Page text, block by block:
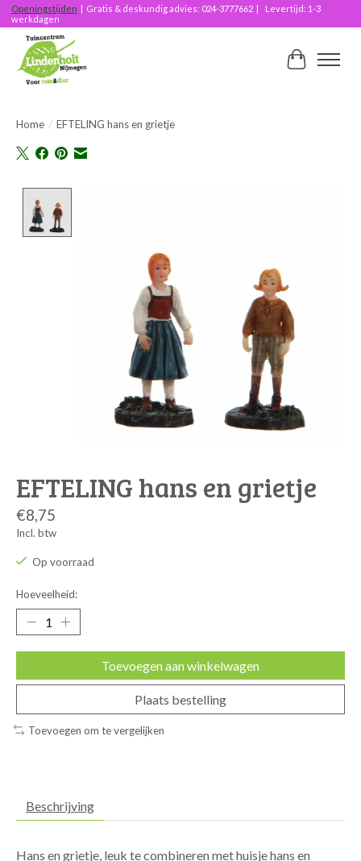
Openingstijden | Gratis & deskundig advies: 024-3777662 | Levertijd: 1-3
werkdagen
Home / EFTELING hans en grietje
EFTELING hans en grietje
€8,75
Incl. btw
Op voorraad
Hoeveelheid:
Toevoegen aan winkelwagen
Plaats bestelling
Toevoegen om te vergelijken
Beschrijving
Hans en grietje, leuk te combineren met huisje hans en